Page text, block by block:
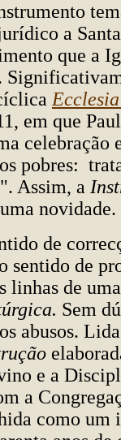
a
que a
em que
celebração
pobres:
Assim, a
novidade.
de
sentido de
linhas de
Sem
abusos.
e a
a
como